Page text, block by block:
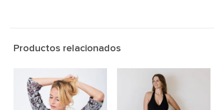
Productos relacionados